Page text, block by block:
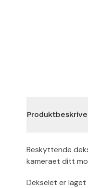
Beskyttende
kameraet ditt
Dekselet er